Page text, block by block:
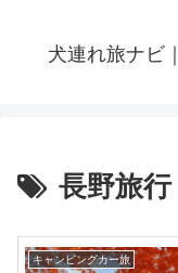
犬連れ旅ナビ
長野旅行
キャンピングカー旅